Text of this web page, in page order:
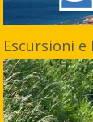
Escursioni